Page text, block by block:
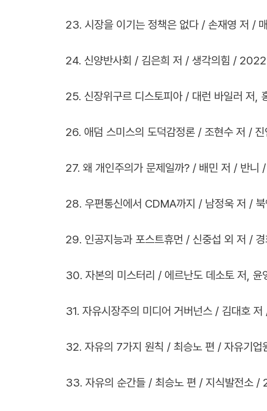
23. 시장을 이기는 정책은 없다 / 손재영 저 /
24. 신양반사회 / 김은희 저 / 생각의힘 /
25. 신장위구르 디스토피아 / 대런 바일러
26. 애덤 스미스의 도덕감정론 / 조현수 저
27. 왜 개인주의가 문제일까? / 배민 저 / 반
28. 우편통신에서 CDMA까지 / 남정욱 저 /
29. 인공지능과 포스트휴먼 / 신중섭 외 저 /
30. 자본의 미스터리 / 에르난도 데소토 저,
31. 자유시장주의 미디어 거버넌스 / 김대
32. 자유의 7가지 원칙 / 최승노 편 / 자유
33. 자유의 순간들 / 최승노 편 / 지식발전